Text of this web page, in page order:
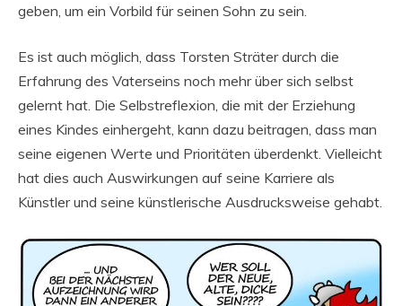
geben, um ein Vorbild für seinen Sohn zu sein.
Es ist auch möglich, dass Torsten Sträter durch die
Erfahrung des Vaterseins noch mehr über sich selbst
gelernt hat. Die Selbstreflexion, die mit der Erziehung
eines Kindes einhergeht, kann dazu beitragen, dass man
seine eigenen Werte und Prioritäten überdenkt. Vielleicht
hat dies auch Auswirkungen auf seine Karriere als
Künstler und seine künstlerische Ausdrucksweise gehabt.